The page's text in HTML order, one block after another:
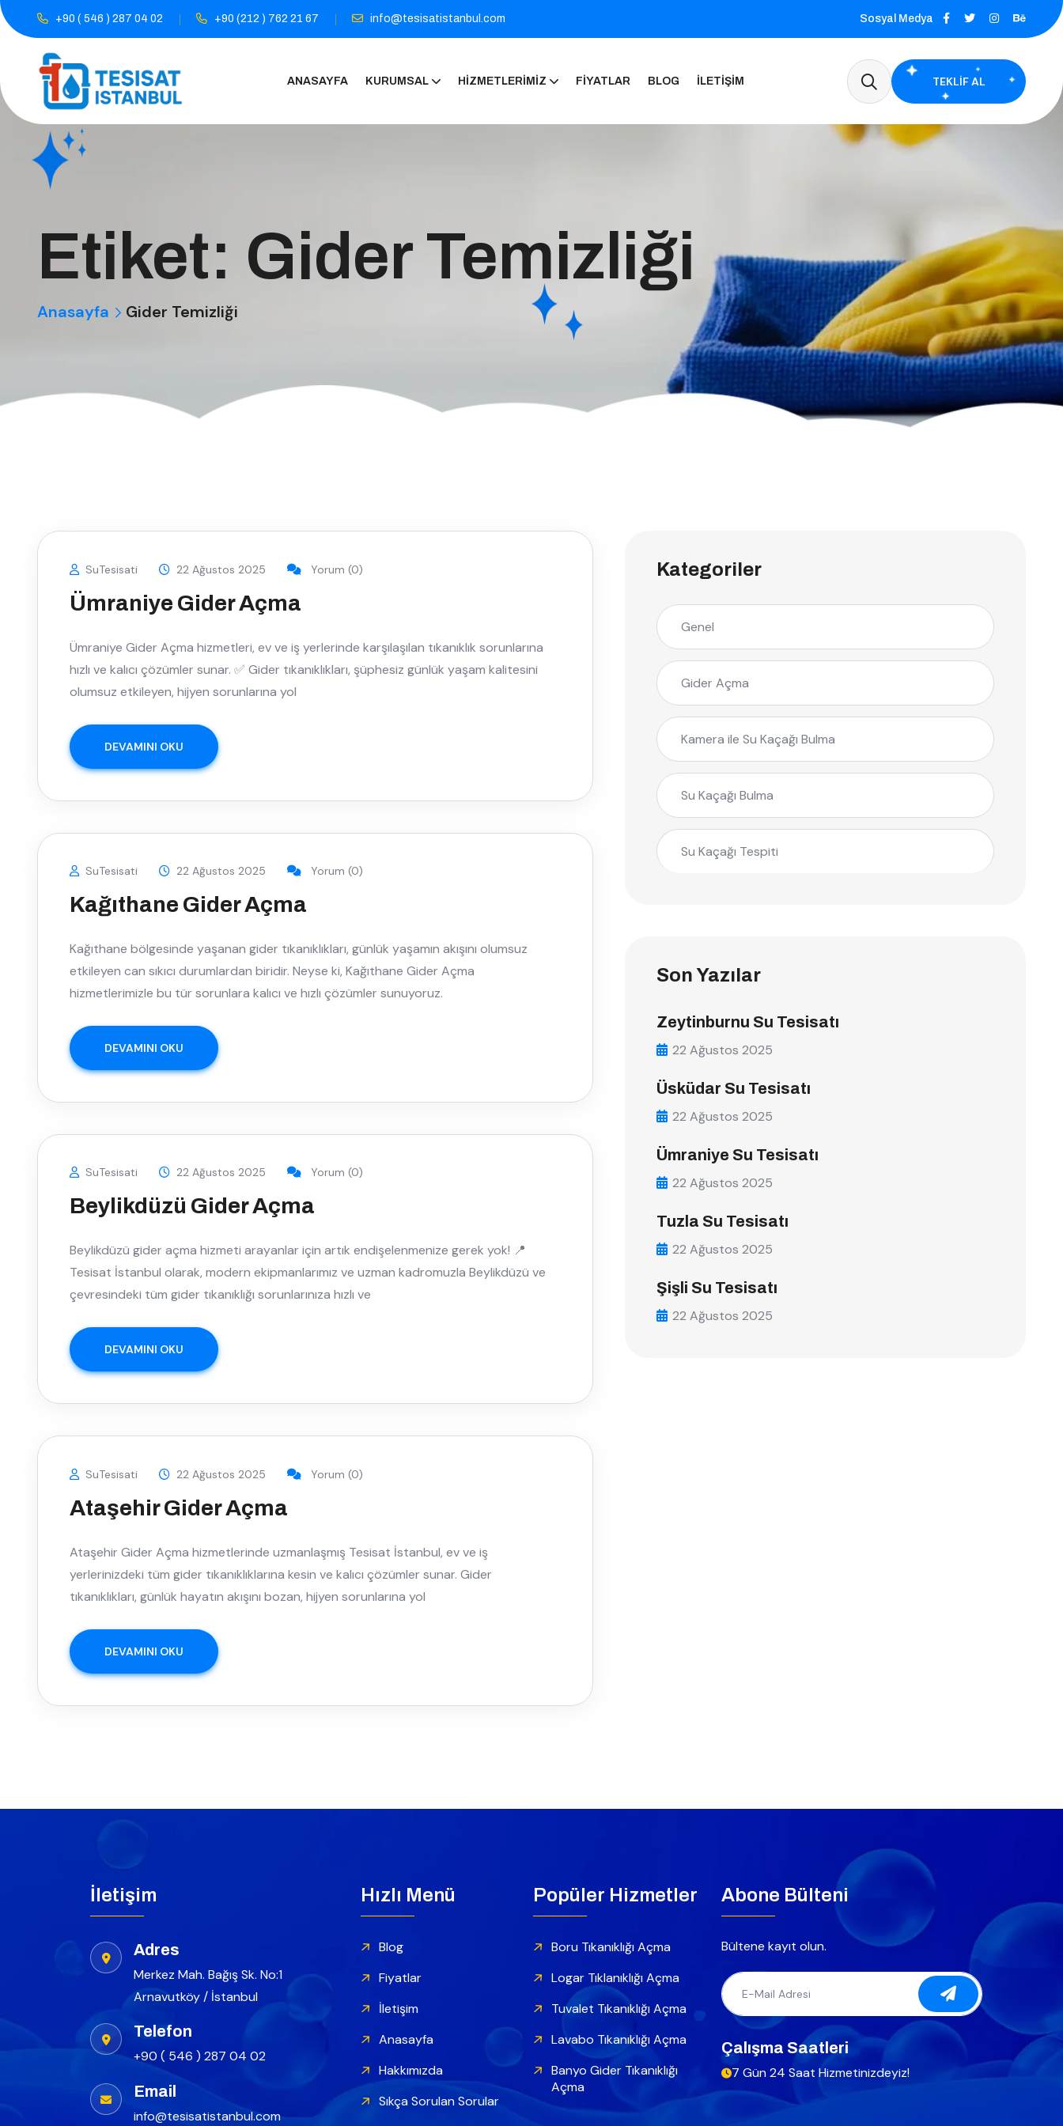
+90 ( 546 ) 287 04 02 +90 (212 ) 762 21 67 info@tesisatistanbul.com Sosyal Medya
ANASAYFA KURUMSAL HIZMETLERIMIZ FIYATLAR BLOG İLETIŞIM TEKLIF AL
Etiket: Gider Temizliği
Anasayfa Gider Temizliği
SuTesisati 22 Ağustos 2025 Yorum (0)
Ümraniye Gider Açma
Ümraniye Gider Açma hizmetleri, ev ve iş yerlerinde karşılaşılan tıkanıklık sorunlarına
hızlı ve kalıcı çözümler sunar. ✅ Gider tıkanıklıkları, şüphesiz günlük yaşam kalitesini
olumsuz etkileyen, hijyen sorunlarına yol
DEVAMINI OKU
SuTesisati 22 Ağustos 2025 Yorum (0)
Kağıthane Gider Açma
Kağıthane bölgesinde yaşanan gider tıkanıklıkları, günlük yaşamın akışını olumsuz
etkileyen can sıkıcı durumlardan biridir. Neyse ki, Kağıthane Gider Açma
hizmetlerimizle bu tür sorunlara kalıcı ve hızlı çözümler sunuyoruz.
DEVAMINI OKU
SuTesisati 22 Ağustos 2025 Yorum (0)
Beylikdüzü Gider Açma
Beylikdüzü gider açma hizmeti arayanlar için artık endişelenmenize gerek yok! 📍
Tesisat İstanbul olarak, modern ekipmanlarımız ve uzman kadromuzla Beylikdüzü ve
çevresindeki tüm gider tıkanıklığı sorunlarınıza hızlı ve
DEVAMINI OKU
SuTesisati 22 Ağustos 2025 Yorum (0)
Ataşehir Gider Açma
Ataşehir Gider Açma hizmetlerinde uzmanlaşmış Tesisat İstanbul, ev ve iş
yerlerinizdeki tüm gider tıkanıklıklarına kesin ve kalıcı çözümler sunar. Gider
tıkanıklıkları, günlük hayatın akışını bozan, hijyen sorunlarına yol
DEVAMINI OKU
Kategoriler
Genel
Gider Açma
Kamera ile Su Kaçağı Bulma
Su Kaçağı Bulma
Su Kaçağı Tespiti
Son Yazılar
Zeytinburnu Su Tesisatı
22 Ağustos 2025
Üsküdar Su Tesisatı
22 Ağustos 2025
Ümraniye Su Tesisatı
22 Ağustos 2025
Tuzla Su Tesisatı
22 Ağustos 2025
Şişli Su Tesisatı
22 Ağustos 2025
İletişim
Adres
Merkez Mah. Bağış Sk. No:1
Arnavutköy / İstanbul
Telefon
+90 ( 546 ) 287 04 02
Email
info@tesisatistanbul.com
Hızlı Menü
Blog
Fiyatlar
İletişim
Anasayfa
Hakkımızda
Sıkça Sorulan Sorular
Popüler Hizmetler
Boru Tıkanıklığı Açma
Logar Tıklanıklığı Açma
Tuvalet Tıkanıklığı Açma
Lavabo Tıkanıklığı Açma
Banyo Gider Tıkanıklığı
Açma
Abone Bülteni
Bültene kayıt olun.
Çalışma Saatleri
7 Gün 24 Saat Hizmetinizdeyiz!